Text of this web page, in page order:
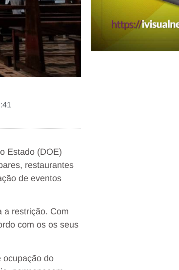
Estado (DOE)
restaurantes
de eventos
a restrição. Com
com os os seus
ocupação do